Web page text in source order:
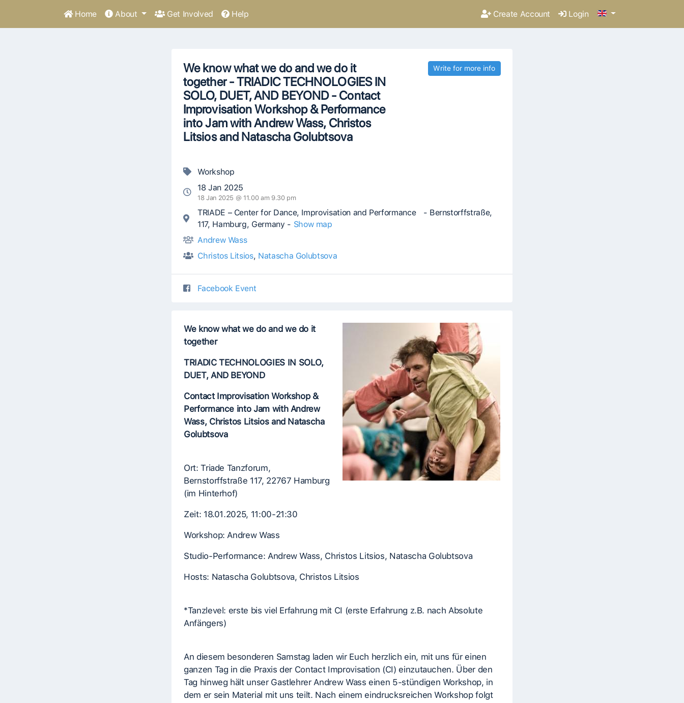
Home About Get Involved Help Create Account Login
We know what we do and we do it
together - TRIADIC TECHNOLOGIES IN
SOLO, DUET, AND BEYOND - Contact
Improvisation Workshop & Performance
into Jam with Andrew Wass, Christos
Litsios and Natascha Golubtsova
Write for more info
Workshop
18 Jan 2025
18 Jan 2025 @ 11.00 am 9.30 pm
TRIADE – Center for Dance, Improvisation and Performance - Bernstorffstraße,
117, Hamburg, Germany - Show map
Andrew Wass
Christos Litsios, Natascha Golubtsova
Facebook Event
We know what we do and we do it
together
TRIADIC TECHNOLOGIES IN SOLO,
DUET, AND BEYOND
Contact Improvisation Workshop &
Performance into Jam with Andrew
Wass, Christos Litsios and Natascha
Golubtsova
Ort: Triade Tanzforum,
Bernstorffstraße 117, 22767 Hamburg
(im Hinterhof)
Zeit: 18.01.2025, 11:00-21:30
Workshop: Andrew Wass
Studio-Performance: Andrew Wass, Christos Litsios, Natascha Golubtsova
Hosts: Natascha Golubtsova, Christos Litsios
*Tanzlevel: erste bis viel Erfahrung mit CI (erste Erfahrung z.B. nach Absolute
Anfängers)
An diesem besonderen Samstag laden wir Euch herzlich ein, mit uns für einen
ganzen Tag in die Praxis der Contact Improvisation (CI) einzutauchen. Über den
Tag hinweg hält unser Gastlehrer Andrew Wass einen 5-stündigen Workshop, in
dem er sein Material mit uns teilt. Nach einem eindrucksreichen Workshop folgt